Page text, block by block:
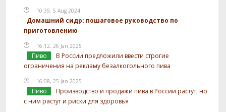
10:39, 5 Aug 2024
Домашний сидр: пошаговое руководство по
приготовлению
16:12, 26 Jan 2025
Пиво
В России предложили ввести строгие
ограничения на рекламу безалкогольного пива
16:08, 25 Jan 2025
Пиво
Производство и продажи пива в России растут, но
с ним растут и риски для здоровья